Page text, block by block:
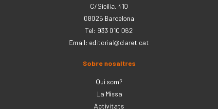
C/Sicília, 410
08025 Barcelona
Tel: 933 010 062
Email: editorial@claret.cat
Sobre nosaltres
Qui som?
La Missa
Activitats